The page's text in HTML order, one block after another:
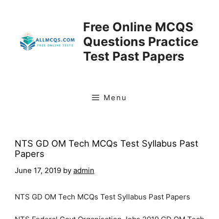
Free Online MCQS
Questions Practice
Test Past Papers
Menu
NTS GD OM Tech MCQs Test Syllabus Past
Papers
June 17, 2019 by admin
NTS GD OM Tech MCQs Test Syllabus Past Papers